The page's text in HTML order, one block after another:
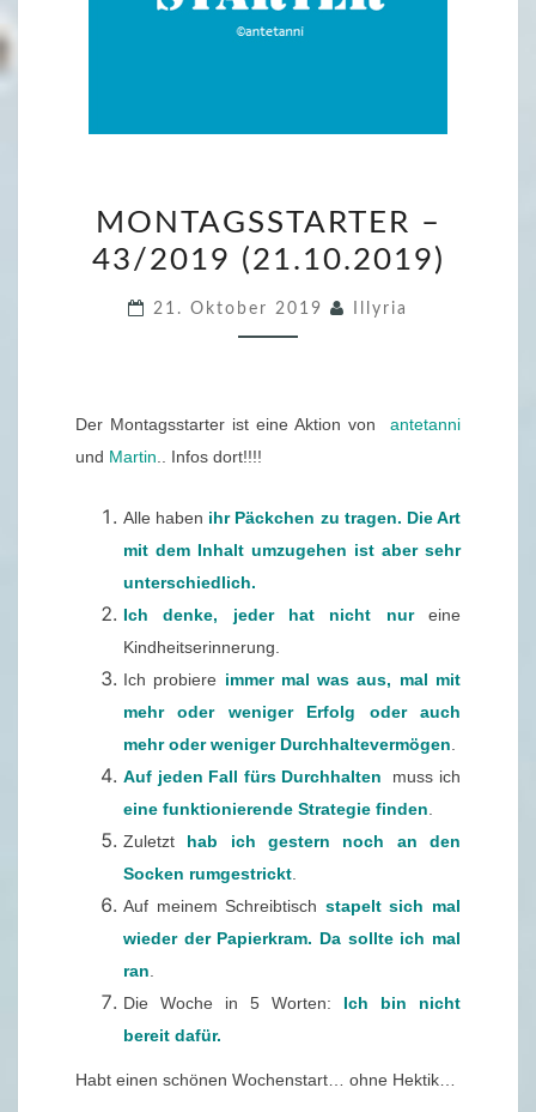
O
N
S
R
T
R
–
4
3
/
2
0
1
9
(
2
.
0
MONTAGSSTARTER –
43/2019 (21.10.2019)
21. Oktober 2019 Illyria
Der Montagsstarter ist eine Aktion von antetanni
und Martin .. Infos dort!!!!
Alle haben ihr Päckchen zu tragen. Die Art
mit dem Inhalt umzugehen ist aber sehr
unterschiedlich.
Ich denke, jeder hat nicht nureine
Kindheitserinnerung.
Ich probiere immer mal was aus, mal mit
mehr oder weniger Erfolg oder auch
mehr oder weniger Durchhaltevermögen
Auf jeden Fall fürs Durchhalten
muss ich
eine funktionierende Strategie finden
Zuletzt hab ich gestern noch an den
Socken rumgestrickt
Auf meinem Schreibtisch stapelt sich mal
wieder der Papierkram. Da sollte ich mal
ran
Die Woche in 5 Worten: Ich bin nicht
bereit dafür.
Habt einen schönen Wochenstart… ohne Hektik…